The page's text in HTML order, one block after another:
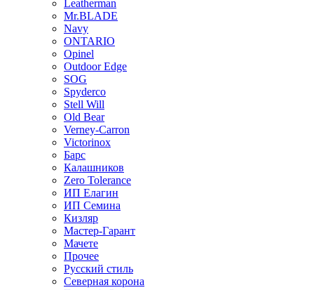
Leatherman
Mr.BLADE
Navy
ONTARIO
Opinel
Outdoor Edge
SOG
Spyderco
Stell Will
Old Bear
Verney-Carron
Victorinox
Барс
Калашников
Zero Tolerance
ИП Елагин
ИП Семина
Кизляр
Мастер-Гарант
Мачете
Прочее
Русский стиль
Северная корона